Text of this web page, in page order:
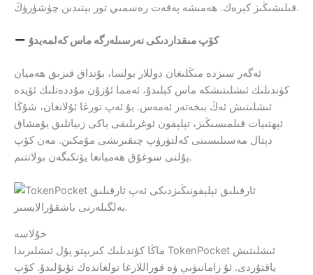
قىلىشىڭىز كېرەك. ھەمىشە پەقەت رەسمىي تور بېتىدىن چۈشۈرۈڭ.
كۆپ مىقداردىكى نەرسىلەرگە ماس كەلمەيدۇ
ئەگەر سىزدە مىڭلىغان دوللار بولسا، بۇنداق قىزىق ھەميان
كۈندىلىك ئىشلىتىشكە ماس كېلىدۇ، ئەمما ئۇزۇن مۇددەتلىك ئۆيدە
ئىشلىتىش ئەڭ بىخەتەر ئەمەس. بۇ ئەپ تورغا ئۇلانغان، شۇڭا
ئېھتىيات قىلمىسىڭىز، تېلېفون ئوغرىلىقى ياكى زىيانلىق يۇمشاق
دېتال مەسىلىسىنى كەلتۈرۈپ چىقىرىشى مۇمكىن. مەن كۆپ
پۇلنى سوغۇق ھەميانغا يۆتكىگەن بولاتتىم.
خۇلاسە
ماڭا كۈندىلىك كىرىپتو پۇل ئىشلىرىدا TokenPocket ئىشلىتىش
ياقتۇردى. ئۇ زامانىۋىي ۋە قوراللارغا تولغاندەك تۇيۇلىدۇ. كۆپ